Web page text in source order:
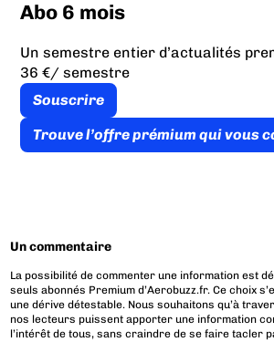
Abo 6 mois
Un semestre entier d’actualités
36 €/ semestre
Souscrire
Trouve l’offre prémium qui vous
Un commentaire
La possibilité de commenter une information est
seuls abonnés Premium d’Aerobuzz.fr. Ce choix
une dérive détestable. Nous souhaitons qu’à
nos lecteurs puissent apporter une information
l’intérêt de tous, sans craindre de se faire tacler